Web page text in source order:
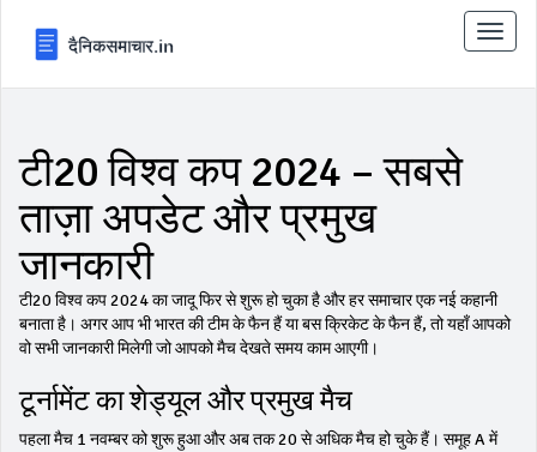
टॉगल
से
टी20 विश्व कप 2024 – सबसे
ताज़ा अपडेट और प्रमुख
जानकारी
टी20 विश्व कप 2024 का जादू फिर से शुरू हो चुका है और हर समाचार एक नई कहानी
बनाता है। अगर आप भी भारत की टीम के फैन हैं या बस क्रिकेट के फैन हैं, तो यहाँ आपको
वो सभी जानकारी मिलेगी जो आपको मैच देखते समय काम आएगी।
टूर्नामेंट का शेड्यूल और प्रमुख मैच
पहला मैच 1 नवम्बर को शुरू हुआ और अब तक 20 से अधिक मैच हो चुके हैं। समूह A में